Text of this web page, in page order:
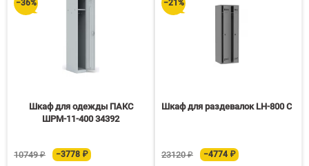
−36%
Шкаф для одежды ПАКС
ШРМ-11-400 34392
10749 ₽ −3778 ₽
−21%
Шкаф для раздевалок LH-800 C
23120 ₽ −4774 ₽